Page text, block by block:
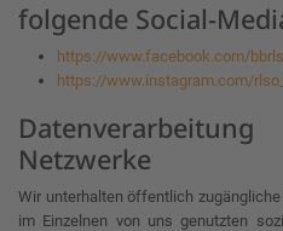
folgende Social-
https://www.facebook.com/
https://www.instagram.com/
Netzwerke
Wir unterhalten öffentlich
im Einzelnen von uns genutzten